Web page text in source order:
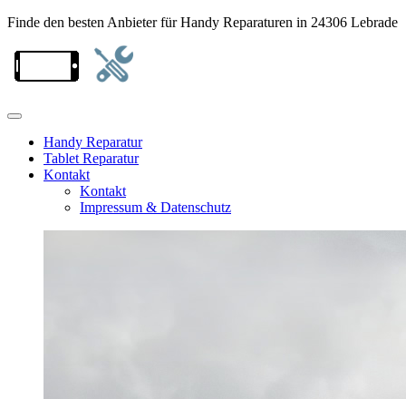
Finde den besten Anbieter für Handy Reparaturen in 24306 Lebrade
Handy Reparatur
Tablet Reparatur
Kontakt
Kontakt
Impressum & Datenschutz